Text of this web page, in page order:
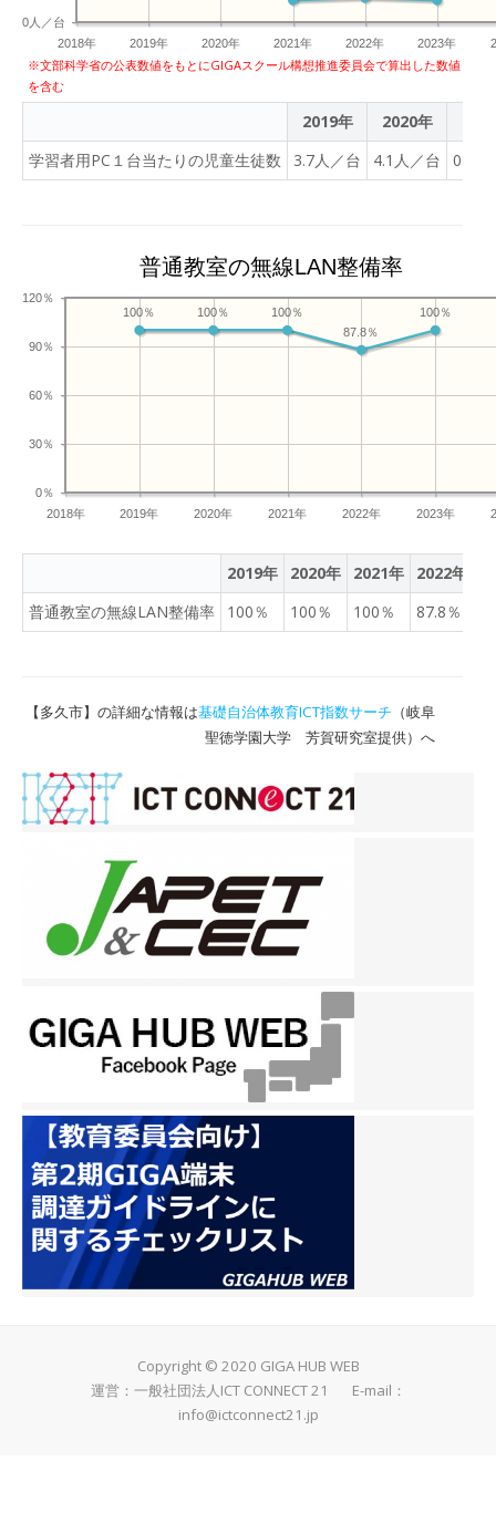
2018年 2019年 2020年 2021年 2022年 2023年
0人／台
※文部科学省の公表数値をもとにGIGAスクール構想推進委員会で算出した数値
を含む
2019年 2020年
学習者用PC１台当たりの児童生徒数
3.7人／台 4.1人／台 0.9人
普通教室の無線LAN整備率
2018年 2019年 2020年 2021年 2022年 2023年
0％
30％
60％
90％
120％
100％
87.8％
100％
100％
100％
2019年 2020年 2021年 2022年
普通教室の無線LAN整備率
100％ 100％ 100％ 87.8％
【多久市】の詳細な情報は基礎自治体教育ICT指数サーチ （岐阜
聖徳学園大学 芳賀研究室提供）へ
Copyright © 2020 GIGA HUB WEB
運営：一般社団法人ICT CONNECT 21 E-mail：
info@ictconnect21.jp